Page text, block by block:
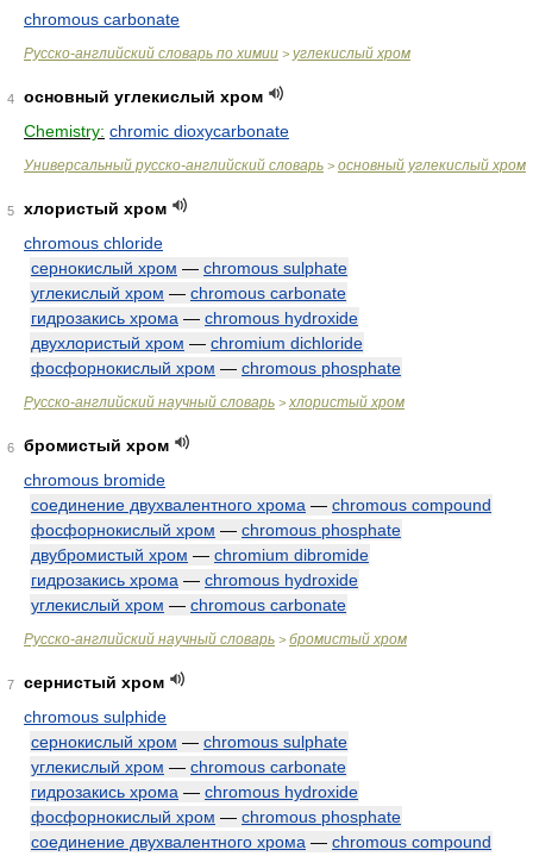
chromous carbonate
Русско-английский словарь по химии > углекислый хром
4
основный углекислый хром
Chemistry: chromic dioxycarbonate
Универсальный русско-английский словарь > основный углекислый хром
5
хлористый хром
chromous chloride
сернокислый хром — chromous sulphate
углекислый хром — chromous carbonate
гидрозакись хрома — chromous hydroxide
двухлористый хром — chromium dichloride
фосфорнокислый хром — chromous phosphate
Русско-английский научный словарь > хлористый хром
6
бромистый хром
chromous bromide
соединение двухвалентного хрома — chromous compound
фосфорнокислый хром — chromous phosphate
двубромистый хром — chromium dibromide
гидрозакись хрома — chromous hydroxide
углекислый хром — chromous carbonate
Русско-английский научный словарь > бромистый хром
7
сернистый хром
chromous sulphide
сернокислый хром — chromous sulphate
углекислый хром — chromous carbonate
гидрозакись хрома — chromous hydroxide
фосфорнокислый хром — chromous phosphate
соединение двухвалентного хрома — chromous compound